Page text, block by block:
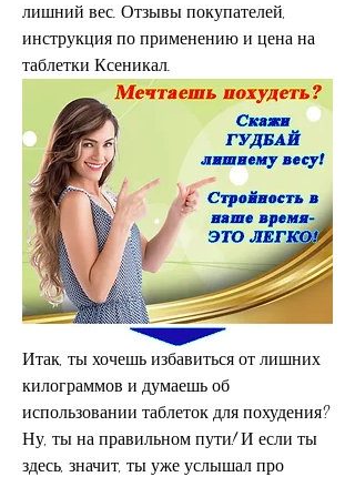
лишний вес. Отзывы покупателей,
инструкция по применению и цена на
таблетки Ксеникал.
Итак, ты хочешь избавиться от лишних
килограммов и думаешь об
использовании таблеток для похудения?
Ну, ты на правильном пути! И если ты
здесь, значит, ты уже услышал про